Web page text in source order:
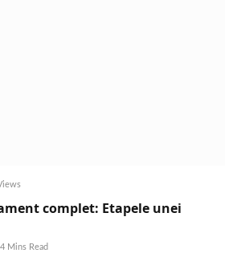
complet: Etapele unei
4 Mins Read